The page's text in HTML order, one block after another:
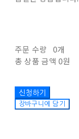
주문 수량 0개
총 상품 금액 0원
장바구니에 담기